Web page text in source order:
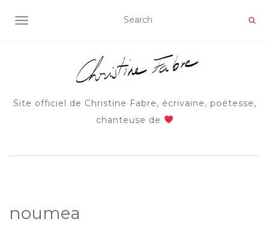
AFFICHER/MASQUER LA NAVIGATION
Site officiel de Christine Fabre, écrivaine, poétesse,
chanteuse de
noumea